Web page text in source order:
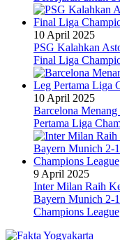
10 April 2025
PSG Kalahkan
Final Liga
10 April 2025
Barcelona
Pertama Liga
9 April 2025
Inter Milan Raih
Bayern Munich 2-
Champions League